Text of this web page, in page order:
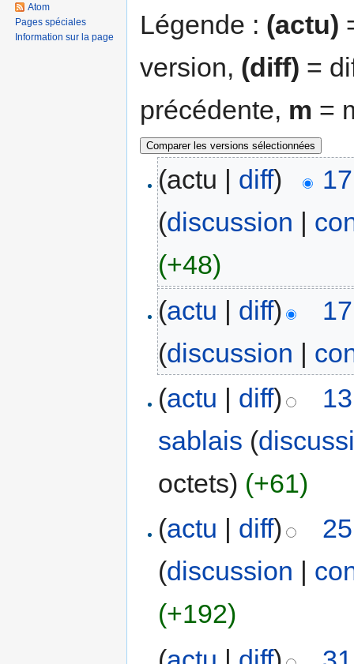
Légende : (actu)
version, (diff) =
précédente, m =
(actu | diff)
(discussion |
(+48)
(actu | diff)
(discussion |
(actu | diff)
sablais (
octets) (+61)
(actu | diff)
(discussion |
(+192)
Atom
Pages spéciales
Information sur la page